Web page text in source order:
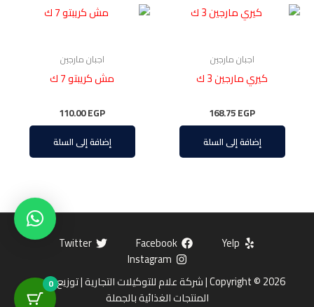
اجبان مارجين
كيري مارجين 3 ك
168.75EGP
إضافة إلى السلة
اجبان مارجين
مش كريبتو 7 ك
110.00EGP
إضافة إلى السلة
Yelp
Facebook
Twitter
Instagram
Copyright © 2026 | شركة علام للتوكيلات التجارية | توزيع وتوريد
المنتجات الغذائية بالجملة
0